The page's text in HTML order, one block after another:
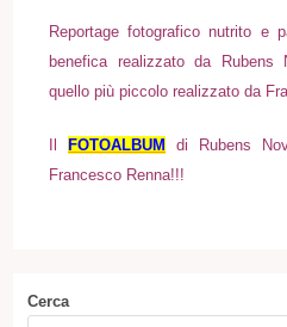
Reportage fotografico nutrito e
benefica realizzato da
quello più piccolo realizzato da
FOTOALBUM di Rubens
Francesco Renna!!!
Cerca